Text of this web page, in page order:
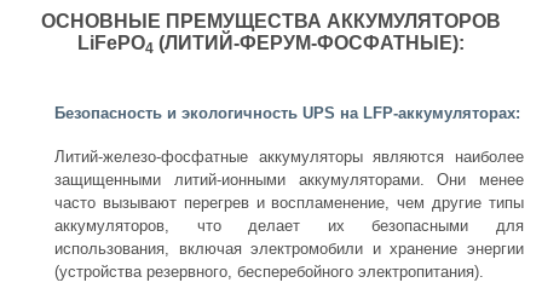
ОСНОВНЫЕ ПРЕМУЩЕСТВА АККУМУЛЯТОРОВ
LiFePO4 (ЛИТИЙ-ФЕРУМ-ФОСФАТНЫЕ):
Безопасность и экологичность UPS на LFP-аккумуляторах:
Литий-железо-фосфатные аккумуляторы являются наиболее
защищенными литий-ионными аккумуляторами. Они менее
часто вызывают перегрев и воспламенение, чем другие типы
аккумуляторов, что делает их безопасными для
использования, включая электромобили и хранение энергии
(устройства резервного, бесперебойного электропитания).